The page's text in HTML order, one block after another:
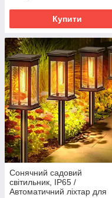
Купити
Сонячний садовий
світильник, IP65 /
Автоматичний ліхтар для